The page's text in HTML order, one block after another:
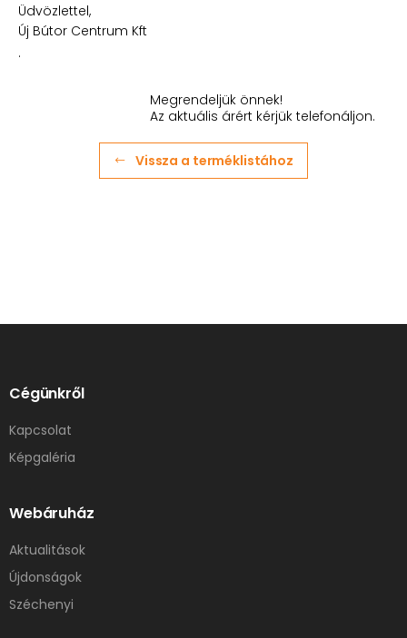
Üdvözlettel,
Új Bútor Centrum Kft
.
Megrendeljük önnek!
Az aktuális árért kérjük telefonáljon.
Vissza a terméklistához
Cégünkről
Kapcsolat
Képgaléria
Webáruház
Aktualitások
Újdonságok
Széchenyi